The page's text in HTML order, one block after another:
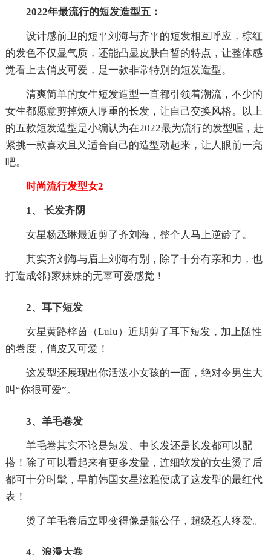
2022年最流行的短发造型五：
设计感前卫的短平刘海与齐平的短发相互呼应，棕红
的发色不仅显气质，还能凸显皮肤白皙的特点，让整体感
觉看上去俏皮可爱，是一款非常特别的短发造型。
清爽简单的女生短发造型一直都引领着潮流，不少的
女生都愿意剪掉烦人厚重的长发，让自己变换风格。以上
的五款短发造型是小编认为在2022最为流行的发型喔，赶
紧挑一款喜欢且又适合自己的造型动起来，让人眼前一亮
吧。
时尚流行发型女2
1、 长发齐阴
女星杨丞琳最近剪了齐刘海，整个人马上逆龄了。
其实齐刘海与眉上刘海有别，除了十分有亲和力，也
打造成邻}家妹妹的无辜可爱感觉！
2、耳下短发
女星黄路梓茵（Lulu）近期剪了耳下短发，加上随性
的卷度，俏皮又可爱！
这发型还展现出你活泼小女孩的一面，绝对令男生大
叫“你很可爱”。
3、羊毛卷发
羊毛卷其实不论是短发、中长发还是长发都可以配
搭！除了可以看起来有更多发量，连细软发的女生烫了后
都可十分时髦，早前韩国女星泫雅便成了这发型的最红代
表！
烫了羊毛卷后立即变得像是熊公仔，超级惹人疼爱。
4、浪漫大卷